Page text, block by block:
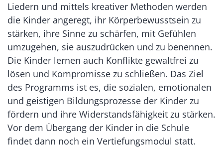
Liedern und mittels kreativer Methoden werden
die Kinder angeregt, ihr Körperbewusstsein zu
stärken, ihre Sinne zu schärfen, mit Gefühlen
umzugehen, sie auszudrücken und zu benennen.
Die Kinder lernen auch Konflikte gewaltfrei zu
lösen und Kompromisse zu schließen. Das Ziel
des Programms ist es, die sozialen, emotionalen
und geistigen Bildungsprozesse der Kinder zu
fördern und ihre Widerstandsfähigkeit zu stärken.
Vor dem Übergang der Kinder in die Schule
findet dann noch ein Vertiefungsmodul statt.